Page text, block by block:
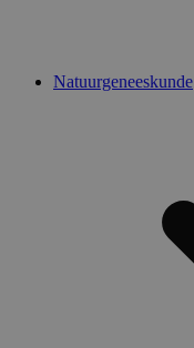
Natuurgeneeskunde